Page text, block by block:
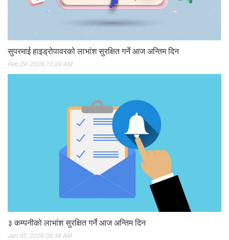
सुपरमाई हाइड्रोपावरको लाभांश सुरक्षित गर्ने आज अन्तिम दिन
Feb 24, 2026 10:24 AM
३ कम्पनीको लाभांश सुरक्षित गर्ने आज अन्तिम दिन
Jan 05, 2026 08:38 AM